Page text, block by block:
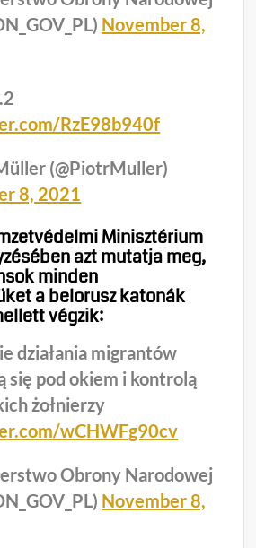
November 8,
RzE98b940f
(@PiotrMuller)
8, 2021
Minisztérium
azt mutatja meg,
minden
a belorusz katonák
végzik:
działania migrantów
się pod okiem i kontrolą
żołnierzy
wCHWFg90cv
Obrony Narodowej
November 8,